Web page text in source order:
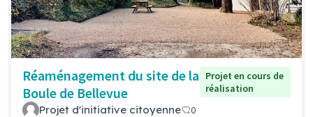
Réaménagement du site de la
Boule de Bellevue
Projet en cours de
réalisation
Projet d'initiative citoyenne 0